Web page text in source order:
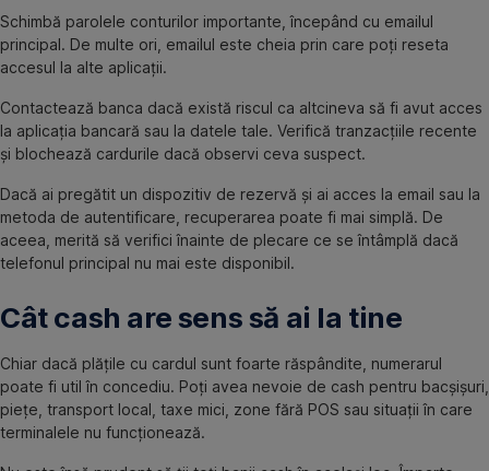
Schimbă parolele conturilor importante, începând cu emailul
principal. De multe ori, emailul este cheia prin care poți reseta
accesul la alte aplicații.
Contactează banca dacă există riscul ca altcineva să fi avut acces
la aplicația bancară sau la datele tale. Verifică tranzacțiile recente
și blochează cardurile dacă observi ceva suspect.
Dacă ai pregătit un dispozitiv de rezervă și ai acces la email sau la
metoda de autentificare, recuperarea poate fi mai simplă. De
aceea, merită să verifici înainte de plecare ce se întâmplă dacă
telefonul principal nu mai este disponibil.
Cât cash are sens să ai la tine
Chiar dacă plățile cu cardul sunt foarte răspândite, numerarul
poate fi util în concediu. Poți avea nevoie de cash pentru bacșișuri,
piețe, transport local, taxe mici, zone fără POS sau situații în care
terminalele nu funcționează.